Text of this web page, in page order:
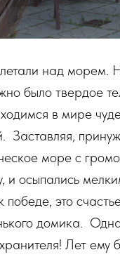
над морем.
было твердое
в мире
Заставляя,
море с
и осыпались
победе, это
домика.
Лет ему